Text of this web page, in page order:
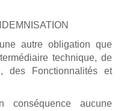
autre obligation que
technique, de
des Fonctionnalités et
conséquence aucune